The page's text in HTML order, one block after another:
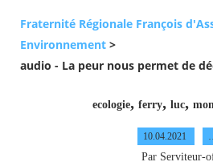
Fraternité Régionale François
Environnement >
audio - La peur nous permet de
ecologie, ferry, luc,
10.04.2021
Par Serviteur-